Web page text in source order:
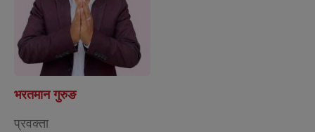
भरतमान गुरुङ
प्रवक्ता